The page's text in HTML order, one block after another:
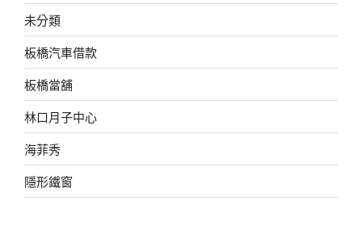
未分類
板橋汽車借款
板橋當舖
林口月子中心
海菲秀
隱形鐵窗